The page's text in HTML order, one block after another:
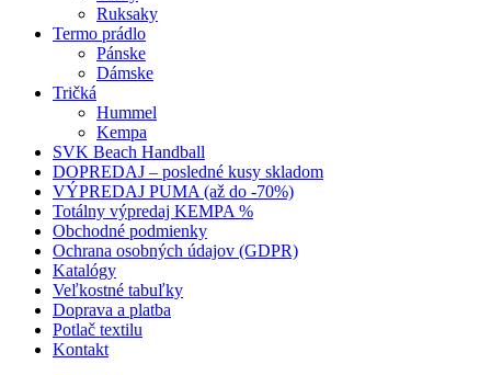
Ruksaky
Termo prádlo
Pánske
Dámske
Tričká
Hummel
Kempa
SVK Beach Handball
DOPREDAJ – posledné kusy skladom
VÝPREDAJ PUMA (až do -70%)
Totálny výpredaj KEMPA %
Obchodné podmienky
Ochrana osobných údajov (GDPR)
Katalógy
Veľkostné tabuľky
Doprava a platba
Potlač textilu
Kontakt